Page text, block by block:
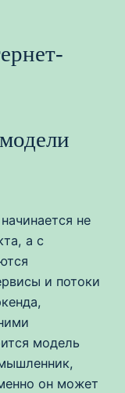
не
а с
и потоки
модель
он может